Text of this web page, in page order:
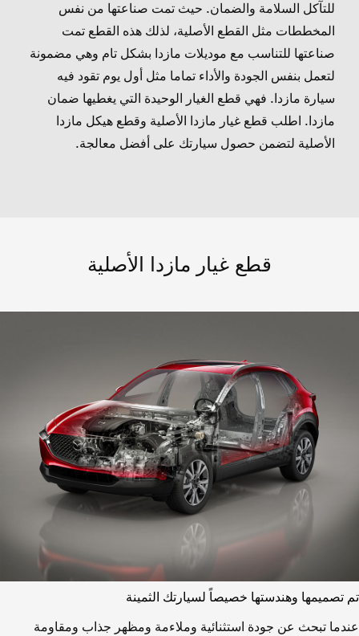
للتآكل السلامة والضمان. حيث تمت صناعتها من نفس
المخططات مثل القطع الأصلية، لذلك هذه القطع تمت
صناعتها للتناسب مع موديلات مازدا بشكل تام وهي مضمونة
لتعمل بنفس الجودة والأداء تماما مثل أول يوم تقود فيه
سيارة مازدا. فهي قطع الغيار الوحيدة التي يغطيها ضمان
مازدا. اطلب قطع غيار مازدا الأصلية وقطع هيكل مازدا
الأصلية لتضمن حصول سيارتك على أفضل معالجة.
قطع غيار مازدا الأصلية
تم تصميمها وهندستها خصيصاً لسيارتك الثمينة
عندما تبحث عن جودة استثنائية وملاءمة ومظهر جذاب ومقاومة